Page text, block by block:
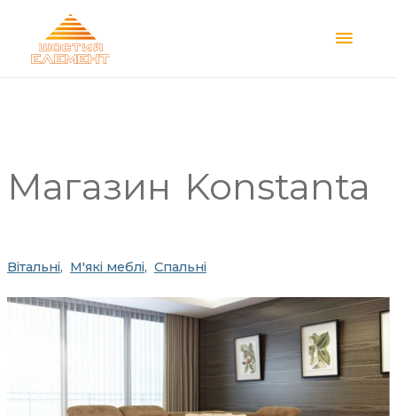
Main
Магазин Konstanta
Вітальні М'які меблі Спальні